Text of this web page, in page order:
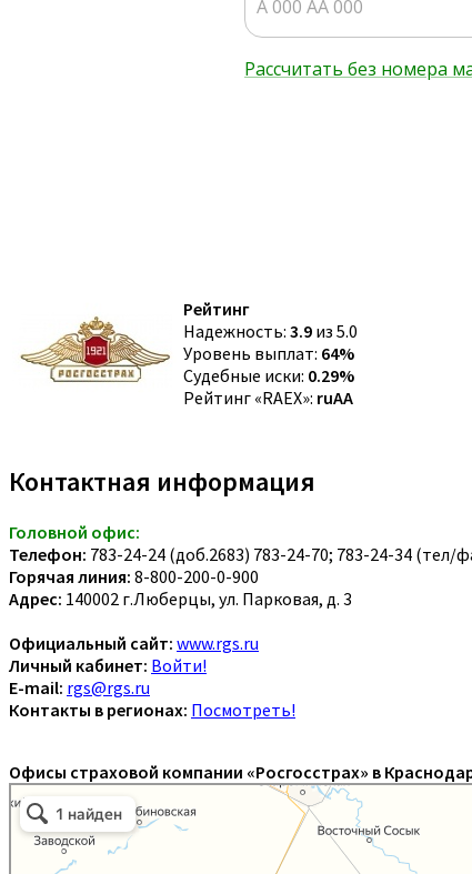
Рейтинг
Надежность: 3.9 из 5.0
Уровень выплат: 64%
Судебные иски: 0.29%
Рейтинг «RAEX»: ruAA
Контактная информация
Головной офис:
Телефон: 783-24-24 (доб.2683) 783-24-70; 783-24-34 (тел/
Горячая линия: 8-800-200-0-900
Адрес: 140002 г.Люберцы, ул. Парковая, д. 3
Официальный сайт: www.rgs.ru
Личный кабинет: Войти!
E-mail: rgs@rgs.ru
Контакты в регионах: Посмотреть!
Офисы страховой компании «Росгосстрах» в